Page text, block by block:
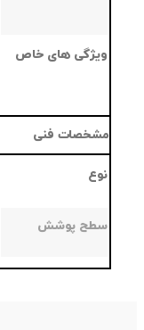
ویژگی های خاص
مشخصات فنی
نوع
سطح پوشش